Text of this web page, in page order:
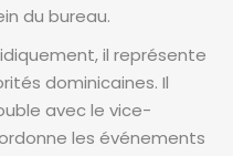
du bureau.
il représente
dominicaines. Il
avec le vice-
les événements